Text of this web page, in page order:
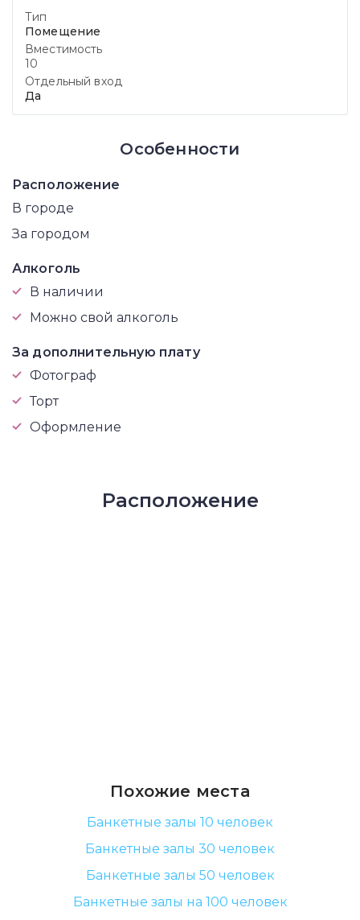
Тип
Помещение
Вместимость
10
Отдельный вход
Да
Особенности
Расположение
В городе
За городом
Алкоголь
В наличии
Можно свой алкоголь
За дополнительную плату
Фотограф
Торт
Оформление
Расположение
Похожие места
Банкетные залы 10 человек
Банкетные залы 30 человек
Банкетные залы 50 человек
Банкетные залы на 100 человек